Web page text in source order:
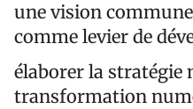
une vision
comme levier de
élaborer la stratégie
transformation